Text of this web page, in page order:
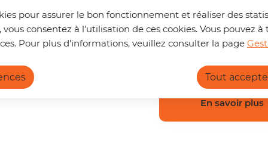
pour assurer le bon fonctionnement et réaliser des
consentez à l'utilisation de ces cookies. Vous pouvez
Pour plus d'informations, veuillez consulter la page
Tout
🚌 Vos
Un trajet à
nouvelle page
pouvez :
Calculer
Consulter
https://
En savoir plus